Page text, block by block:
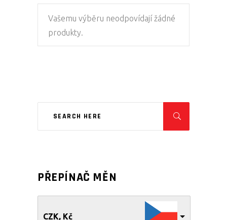
Vašemu výběru neodpovídají žádné
produkty.
PŘEPÍNAČ MĚN
CZK, Kč